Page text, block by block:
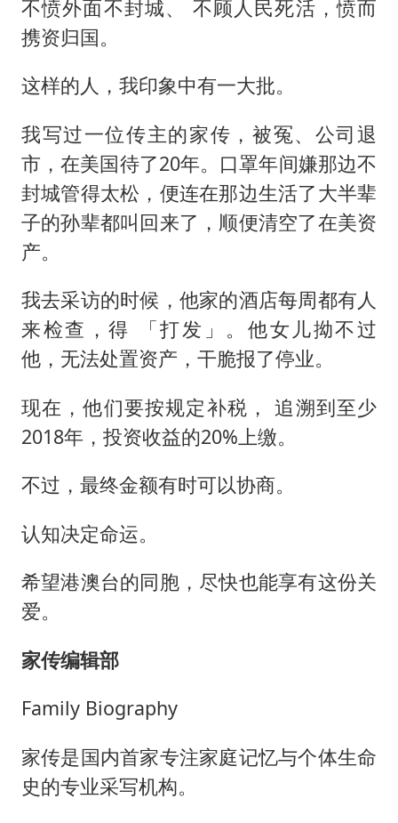
不愤外面不封城、 不顾人民死活，愤而
携资归国。
这样的人，我印象中有一大批。
我写过一位传主的家传，被冤、公司退
市，在美国待了20年。口罩年间嫌那边不
封城管得太松，便连在那边生活了大半辈
子的孙辈都叫回来了，顺便清空了在美资
产。
我去采访的时候，他家的酒店每周都有人
来检查，得 「打发」。他女儿拗不过
他，无法处置资产，干脆报了停业。
现在，他们要按规定补税， 追溯到至少
2018年，投资收益的20%上缴。
不过，最终金额有时可以协商。
认知决定命运。
希望港澳台的同胞，尽快也能享有这份关
爱。
家传编辑部
Family Biography
家传是国内首家专注家庭记忆与个体生命
史的专业采写机构。